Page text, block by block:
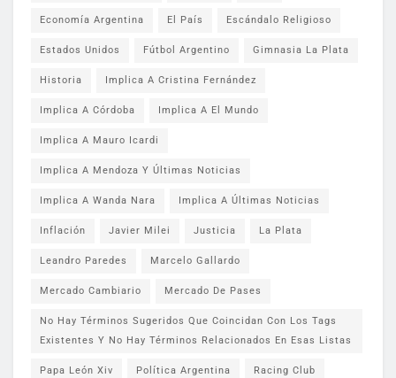
Economía Argentina El País Escándalo Religioso
Estados Unidos Fútbol Argentino Gimnasia La Plata
Historia Implica A Cristina Fernández
Implica A Córdoba Implica A El Mundo
Implica A Mauro Icardi
Implica A Mendoza Y Últimas Noticias
Implica A Wanda Nara Implica A Últimas Noticias
Inflación Javier Milei Justicia La Plata
Leandro Paredes Marcelo Gallardo
Mercado Cambiario Mercado De Pases
No Hay Términos Sugeridos Que Coincidan Con Los Tags
Existentes Y No Hay Términos Relacionados En Esas Listas
Papa León Xiv Política Argentina Racing Club